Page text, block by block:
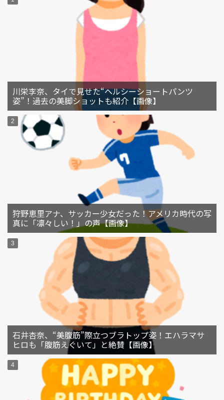
川栄李奈、タイで見せた“ヘルシーショートパンツ
姿”！過去の美脚ショットも紹介【画像】
狩野恵里アナ、サッカー少女だった！アメリカ時代の写
真に「凛々しい！」の声【画像】
石井杏奈、“美腹筋”際立つブラトップ姿！エハラマサ
ヒロも「腹筋えぐいて」と絶賛【画像】